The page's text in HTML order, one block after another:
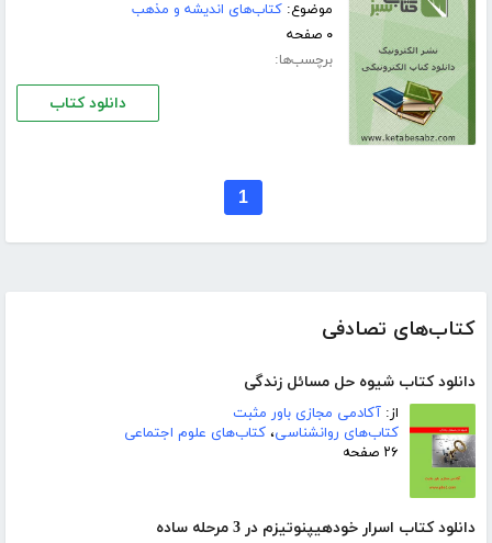
کتاب‌های تصادفی
دانلود کتاب شیوه حل مسائل زندگی
از: آکادمی مجازی باور مثبت
کتاب‌های روانشناسی، کتاب‌های علوم اجتماعی
۲۶ صفحه
دانلود کتاب اسرار خودهیپنوتیزم در 3 مرحله ساده
موضوع:کتاب‌های اندیشه و مذهب
۰ صفحه
برچسب‌ها:
دانلود کتاب
1